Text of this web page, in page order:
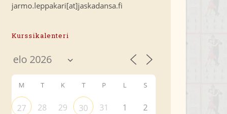
jarmo.leppakari[at]jaskadansa.fi
Kurssikalenteri
M T K T P L S
27 28 29 30 31 1
2